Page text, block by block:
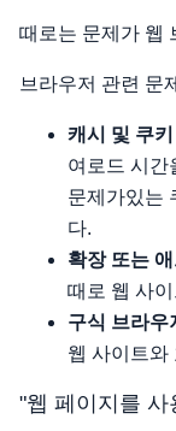
때로는 문제가 웹
브라우저 관련 문
캐시 및 쿠키
여로드 시간
문제가있는
다.
확장 또는
때로 웹 사
구식 브라우
웹 사이트와
"웹 페이지를 사